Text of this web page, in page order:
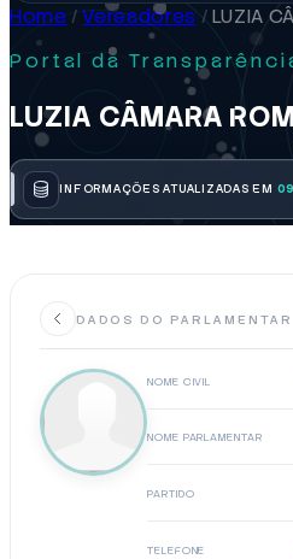
Home / Vereadores /LUZIA
Portal da
LUZIA CÂMARA
INFORMAÇÕES ATUALIZADAS EM
DADOS DO PARLAMENTAR
NOME CIVIL
NOME PARLAMENTAR
PARTIDO
TELEFONE